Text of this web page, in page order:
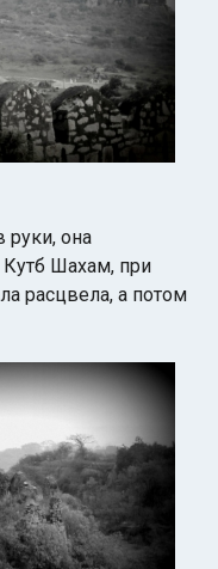
руки, она
Шахам, при
расцвела, а потом